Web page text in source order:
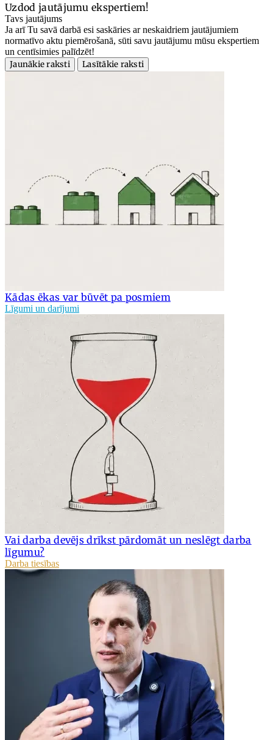
Uzdod jautājumu ekspertiem!
Tavs jautājums
Ja arī Tu savā darbā esi saskāries ar neskaidriem jautājumiem
normatīvo aktu piemērošanā, sūti savu jautājumu mūsu ekspertiem
un centīsimies palīdzēt!
Jaunākie raksti
Lasītākie raksti
Kādas ēkas var būvēt pa posmiem
Līgumi un darījumi
Vai darba devējs drīkst pārdomāt un neslēgt darba
līgumu?
Darba tiesības